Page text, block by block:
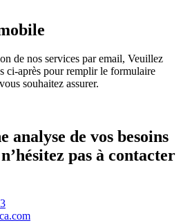
de nos services par email, Veuillez
ci-après pour remplir le formulaire
souhaitez assurer.
analyse de vos besoins
pas à contacter